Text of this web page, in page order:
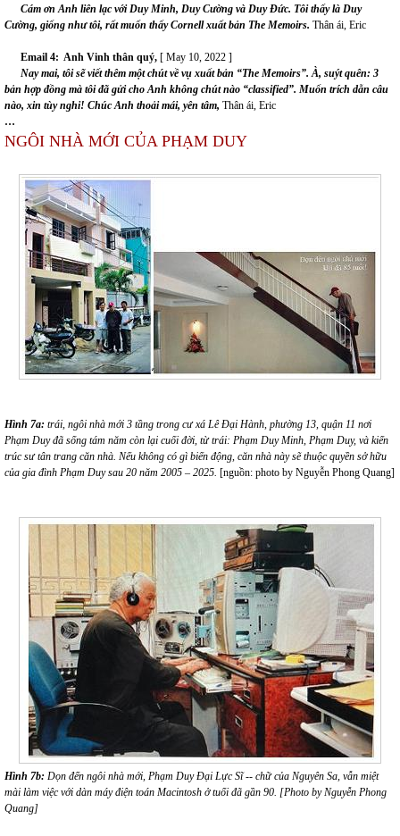
Cám ơn Anh liên lạc với Duy Minh, Duy Cường và Duy Đức. Tôi thấy là Duy
Cường, giống như tôi, rất muốn thấy Cornell xuất bản The Memoirs. Thân ái, Eric
Email 4: Anh Vinh thân quý, [ May 10, 2022 ]
Nay mai, tôi sẽ viết thêm một chút về vụ xuất bản “The Memoirs”. À, suýt quên: 3
bản hợp đồng mà tôi đã gửi cho Anh không chút nào “classified”. Muốn trích dẫn câu
nào, xin tùy nghi! Chúc Anh thoải mái, yên tâm, Thân ái, Eric
…
NGÔI NHÀ MỚI CỦA PHẠM DUY
Hình 7a: trái, ngôi nhà mới 3 tầng trong cư xá Lê Đại Hành, phường 13, quận 11 nơi
Phạm Duy đã sống tám năm còn lại cuối đời, từ trái: Phạm Duy Minh, Phạm Duy, và kiến
trúc sư tân trang căn nhà. Nếu không có gì biến động, căn nhà này sẽ thuộc quyền sở hữu
của gia đình Phạm Duy sau 20 năm 2005 – 2025. [nguồn: photo by Nguyễn Phong Quang]
Hình 7b: Dọn đến ngôi nhà mới, Phạm DuyĐại Lực Sĩ -- chữ của Nguyên Sa, vẫn miệt
mài làm việc với dàn máy điện toán Macintosh ở tuổi đã gần 90. [Photo by Nguyễn Phong
Quang]